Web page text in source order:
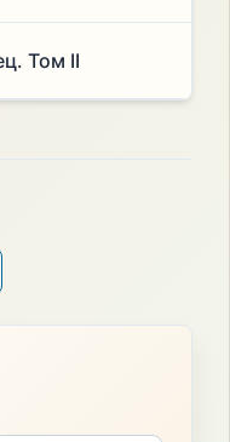
Том II